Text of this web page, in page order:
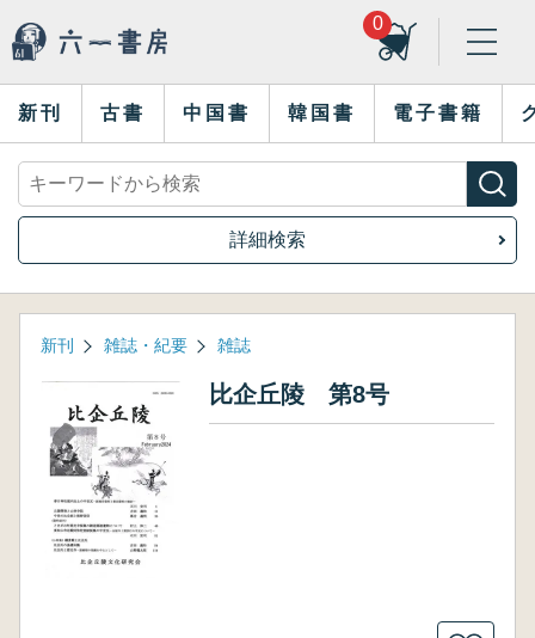
0
新刊 古書 中国書 韓国書 電子書籍
詳細検索
新刊 雑誌・紀要 雑誌
比企丘陵 第8号